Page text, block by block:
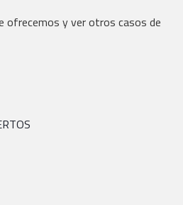
ofrecemos y ver otros casos de